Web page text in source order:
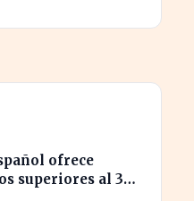
ofrece
superiores al 3%